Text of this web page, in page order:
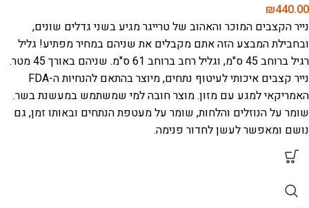
₪440.00
נייר הקצבים המוכר והאהוב של טרייגר מגיע בשני גדלים שונים,
ובחבילת המבצע הזה אתם מקבלים את שניהם במחיר מפתיע! גליל
רגיל ברוחב 45 ס"מ, וגליל רחב ברוחב 61 ס"מ. שניהם באורך 45 מטר.
נייר קצבים איכותי לעיטוף נתחים, מיוצר בהתאם להנחיות ה-FDA
האמריקאי למגע עם מזון. מוצר חובה למי שמשתמש במעשנת בשר.
שומר על הנוזלים והלחות, שומר על מעטפת הנתחים ובאותו זמן, גם
נושם ומאפשר לעשן לחדור פנימה.